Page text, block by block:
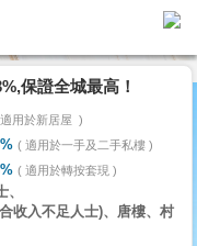
保證全城最高！
適用於新居屋
適用於一手及二手私樓
適用於轉按套現
收入不足人士)、唐樓、村